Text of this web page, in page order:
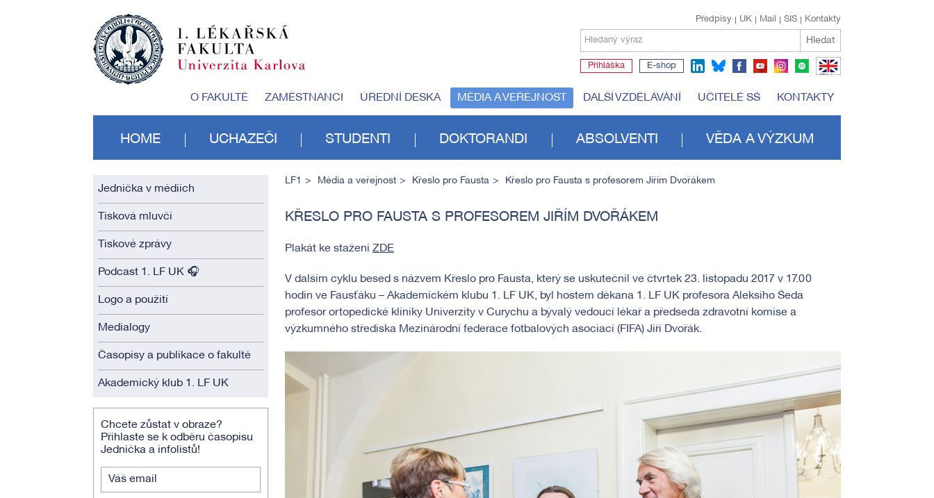
Kontakty
SIS
Mail
UK
Předpisy
Hledaný výraz Hledat
Přihláška E-shop
EN
O FAKULTĚ ZAMĚSTNANCI ÚŘEDNÍ DESKA MÉDIA A VEŘEJNOST DALŠÍ VZDĚLÁVÁNÍ UČITELÉ SŠ KONTAKTY
HOME UCHAZEČI STUDENTI DOKTORANDI ABSOLVENTI VĚDA A VÝZKUM
Jednička v médiích
Tisková mluvčí
Tiskové zprávy
Podcast 1. LF UK 🎧
Logo a použití
Medialogy
Časopisy a publikace o fakultě
Akademický klub 1. LF UK
Chcete zůstat v obraze?
Přihlaste se k odběru časopisu
Jednička a infolistů!
Váš email
LF1 Média a veřejnost Křeslo pro Fausta Křeslo pro Fausta s profesorem Jiřím Dvořákem
KŘESLO PRO FAUSTA S PROFESOREM JIŘÍM DVOŘÁKEM
Plakát ke stažení ZDE
V dalším cyklu besed s názvem Křeslo pro Fausta, který se uskutečnil ve čtvrtek 23. listopadu 2017 v 17.00
hodin ve Fausťáku – Akademickém klubu 1. LF UK, byl hostem děkana 1. LF UK profesora Aleksiho Šeda
profesor ortopedické kliniky Univerzity v Curychu a bývalý vedoucí lékař a předseda zdravotní komise a
výzkumného střediska Mezinárodní federace fotbalových asociací (FIFA) Jiří Dvořák.